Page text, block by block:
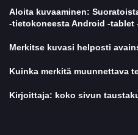
Aloita kuvaaminen:
-tietokoneesta Android -tablet
Merkitse kuvasi helposti
Kuinka merkitä muunnettava
Kirjoittaja: koko sivun